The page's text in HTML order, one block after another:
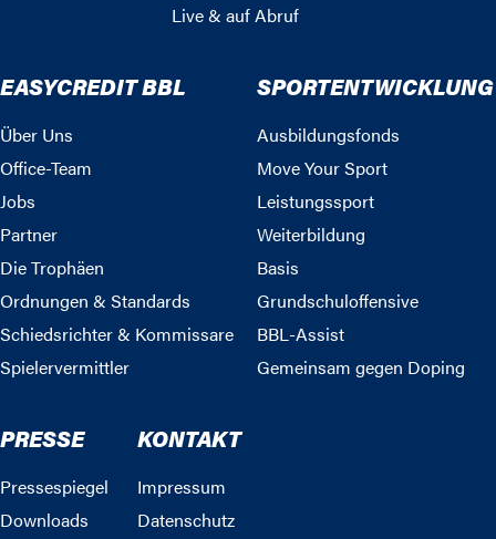
Live & auf Abruf
EASYCREDIT BBL
Über Uns
Office-Team
Jobs
Partner
Die Trophäen
Ordnungen & Standards
Schiedsrichter & Kommissare
Spielervermittler
SPORTENTWICKLUNG
Ausbildungsfonds
Move Your Sport
Leistungssport
Weiterbildung
Basis
Grundschuloffensive
BBL-Assist
Gemeinsam gegen Doping
PRESSE
Pressespiegel
Downloads
KONTAKT
Impressum
Datenschutz